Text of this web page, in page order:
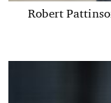
Robert